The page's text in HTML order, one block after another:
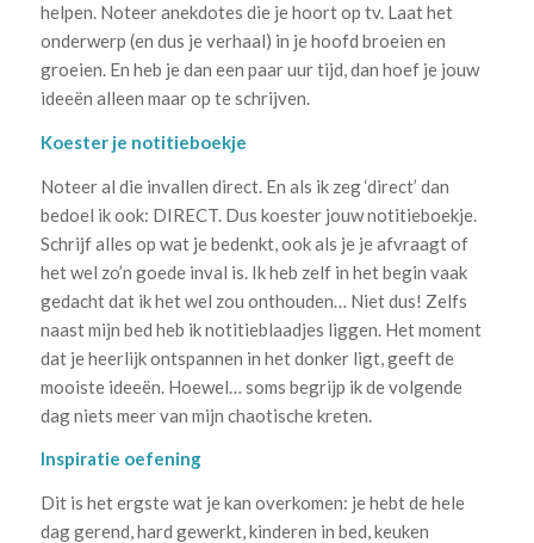
helpen. Noteer anekdotes die je hoort op tv. Laat het
onderwerp (en dus je verhaal) in je hoofd broeien en
groeien. En heb je dan een paar uur tijd, dan hoef je jouw
ideeën alleen maar op te schrijven.
Koester je notitieboekje
Noteer al die invallen direct. En als ik zeg ‘direct’ dan
bedoel ik ook: DIRECT. Dus koester jouw notitieboekje.
Schrijf alles op wat je bedenkt, ook als je je afvraagt of
het wel zo’n goede inval is. Ik heb zelf in het begin vaak
gedacht dat ik het wel zou onthouden… Niet dus! Zelfs
naast mijn bed heb ik notitieblaadjes liggen. Het moment
dat je heerlijk ontspannen in het donker ligt, geeft de
mooiste ideeën. Hoewel… soms begrijp ik de volgende
dag niets meer van mijn chaotische kreten.
Inspiratie oefening
Dit is het ergste wat je kan overkomen: je hebt de hele
dag gerend, hard gewerkt, kinderen in bed, keuken